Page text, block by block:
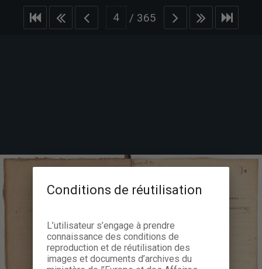
/ 365
Conditions de réutilisation
L’utilisateur s’engage à prendre
connaissance des conditions de
reproduction et de réutilisation des
images et documents d’archives du